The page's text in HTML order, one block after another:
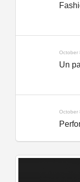
October
Un
October